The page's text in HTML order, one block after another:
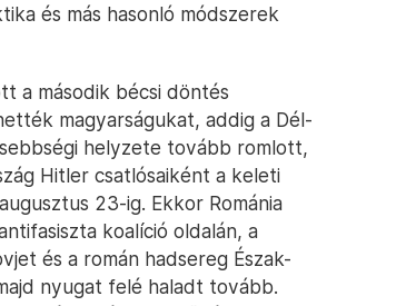
és más hasonló módszerek
a második bécsi döntés
magyarságukat, addig a Dél-
helyzete tovább romlott,
Hitler csatlósaiként a keleti
23-ig. Ekkor Románia
koalíció oldalán, a
és a román hadsereg Észak-
nyugat felé haladt tovább.